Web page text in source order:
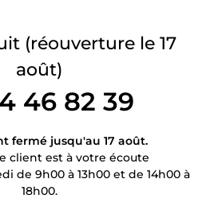
(réouverture le 17
août)
46 82 39
fermé jusqu'au 17 août.
client est à votre écoute
de 9h00 à 13h00 et de 14h00 à
18h00.